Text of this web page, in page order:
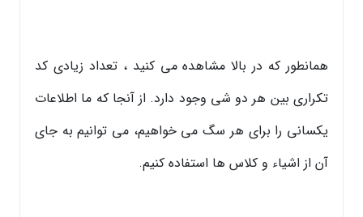
همانطور که در بالا مشاهده می کنید ، تعداد زیادی کد
تکراری بین هر دو شی وجود دارد. از آنجا که ما اطلاعات
یکسانی را برای هر سگ می خواهیم، می توانیم به جای
آن از اشیاء و کلاس ها استفاده کنیم.